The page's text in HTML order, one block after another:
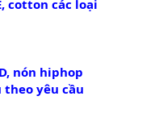
cotton các loại
nón hiphop
yêu cầu